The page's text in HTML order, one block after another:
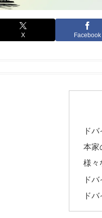
X Facebook
ド
本家
様々
ド
ド